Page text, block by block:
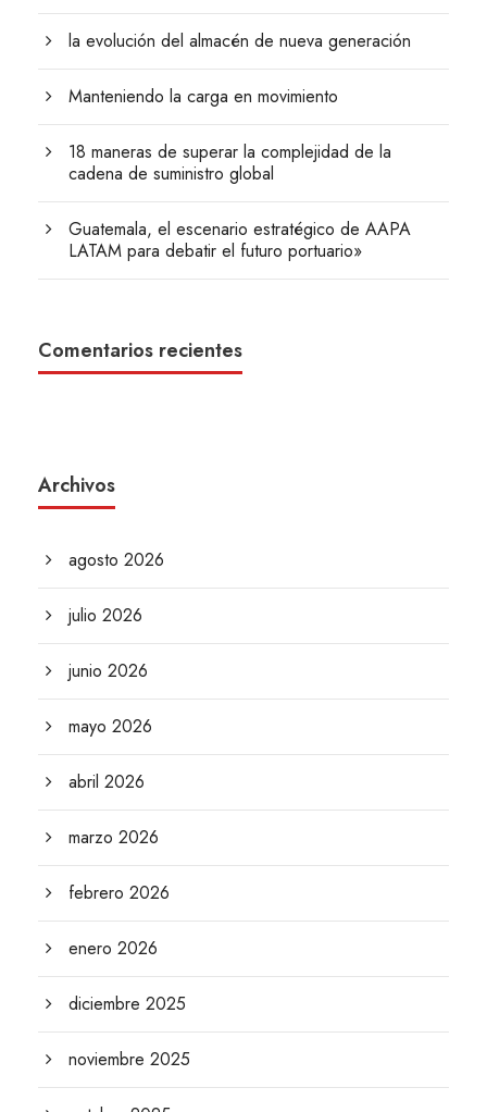
la evolución del almacén de nueva generación
Manteniendo la carga en movimiento
18 maneras de superar la complejidad de la
cadena de suministro global
Guatemala, el escenario estratégico de AAPA
LATAM para debatir el futuro portuario»
Comentarios recientes
Archivos
agosto 2026
julio 2026
junio 2026
mayo 2026
abril 2026
marzo 2026
febrero 2026
enero 2026
diciembre 2025
noviembre 2025